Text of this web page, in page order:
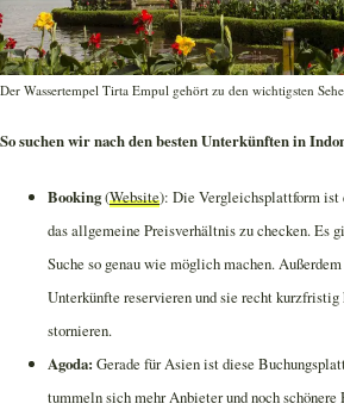
Der Wassertempel Tirta Empul gehört zu den wichtigsten
So suchen wir nach den besten Unterkünften in
Booking(Website): Die Vergleichsplattform ist
das allgemeine Preisverhältnis zu checken. Es
Suche so genau wie möglich machen.
Unterkünfte reservieren und sie recht
stornieren.
Agoda: Gerade für Asien ist diese
tummeln sich mehr Anbieter und noch schönere